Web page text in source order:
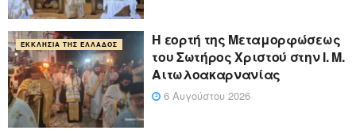
ΕΚΚΛΗΣΊΑ ΤΗΣ ΕΛΛΆΔΟΣ
Η εορτή της Μεταμορφώσεως
του Σωτήρος Χριστού στην Ι. Μ.
Αιτωλοακαρνανίας
6 Αυγούστου 2026